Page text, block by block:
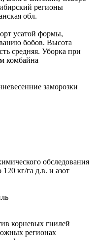
регионы
обл.
усатой формы,
бобов. Высота
средняя. Уборка при
комбайна
заморозки
обследования
кг/га д.в. и азот
корневых гнилей
регионах